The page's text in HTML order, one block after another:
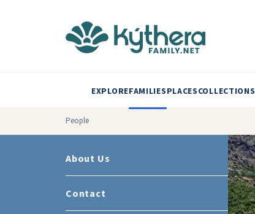
EXPLOREFAMILIESPLACESCOLLECTIONS
People
About Us
Contact